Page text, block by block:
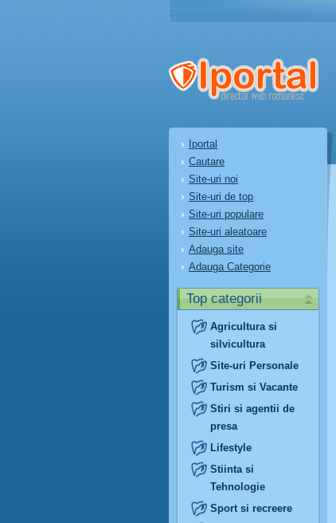
Iportal
Cautare
Site-uri noi
Site-uri de top
Site-uri populare
Site-uri aleatoare
Adauga site
Adauga Categorie
Top categorii
Agricultura si
silvicultura
Site-uri Personale
Turism si Vacante
Stiri si agentii de
presa
Lifestyle
Stiinta si
Tehnologie
Sport si recreere